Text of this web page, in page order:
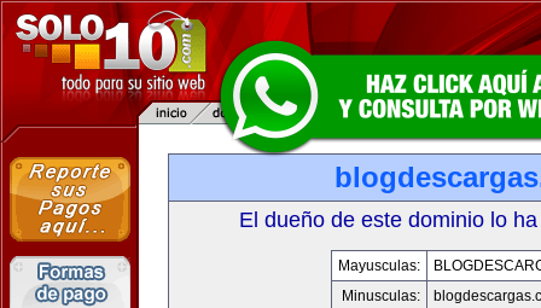
El dueño de este dominio lo
Mayusculas:
Minusculas: